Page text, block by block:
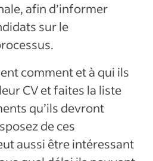
afin d’informer
sur le
comment et à qui ils
CV et faites la liste
qu’ils devront
de ces
aussi être intéressant